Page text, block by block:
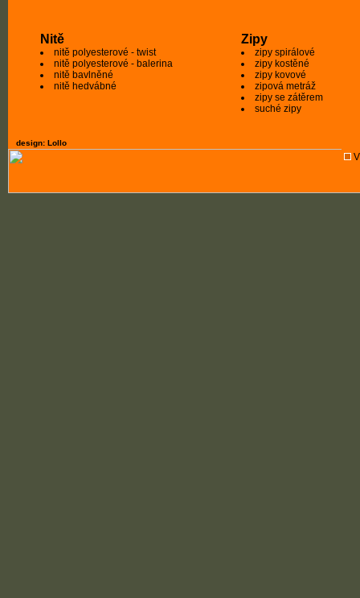
Nitě
nitě polyesterové - twist
nitě polyesterové - balerina
nitě bavlněné
nitě hedvábné
Zipy
zipy spirálové
zipy kostěné
zipy kovové
zipová metráž
zipy se zátěrem
suché zipy
design: Lollo